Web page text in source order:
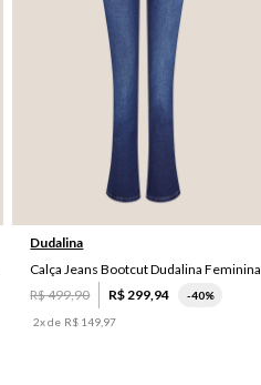
46 44
Dudalina
Calça Jeans Bootcut Dudalina Feminina
R$499,90 R$ 299 94 -40%
2x de R$ 149 97